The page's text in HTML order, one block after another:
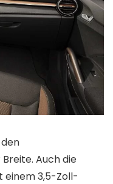
Auch die
einem 3,5-Zoll-